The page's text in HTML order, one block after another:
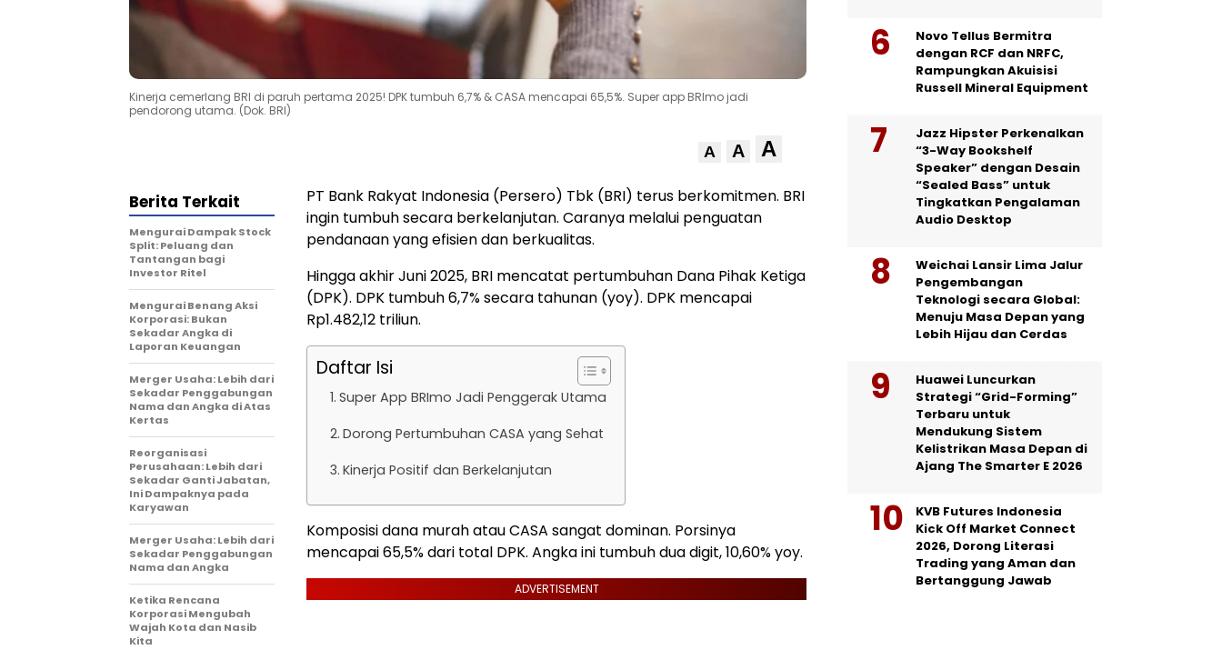
Kinerja cemerlang BRI di paruh pertama 2025! DPK tumbuh 6,7% & CASA mencapai 65,5%. Super app BRImo jadi
pendorong utama. (Dok. BRI)
A A A
PT Bank Rakyat Indonesia (Persero) Tbk (BRI) terus berkomitmen. BRI
ingin tumbuh secara berkelanjutan. Caranya melalui penguatan
pendanaan yang efisien dan berkualitas.
Hingga akhir Juni 2025, BRI mencatat pertumbuhan Dana Pihak Ketiga
(DPK). DPK tumbuh 6,7% secara tahunan (yoy). DPK mencapai
Rp1.482,12 triliun.
Daftar Isi
Super App BRImo Jadi Penggerak Utama
Dorong Pertumbuhan CASA yang Sehat
Kinerja Positif dan Berkelanjutan
Komposisi dana murah atau CASA sangat dominan. Porsinya
mencapai 65,5% dari total DPK. Angka ini tumbuh dua digit, 10,60% yoy.
ADVERTISEMENT
Berita Terkait
Mengurai Dampak Stock
Split: Peluang dan
Tantangan bagi
Investor Ritel
Mengurai Benang Aksi
Korporasi: Bukan
Sekadar Angka di
Laporan Keuangan
Merger Usaha: Lebih dari
Sekadar Penggabungan
Nama dan Angka di Atas
Kertas
Reorganisasi
Perusahaan: Lebih dari
Sekadar Ganti Jabatan,
Ini Dampaknya pada
Karyawan
Merger Usaha: Lebih dari
Sekadar Penggabungan
Nama dan Angka
Ketika Rencana
Korporasi Mengubah
Wajah Kota dan Nasib
Kita
Novo Tellus Bermitra
dengan RCF dan NRFC,
Rampungkan Akuisisi
Russell Mineral Equipment
Jazz Hipster Perkenalkan
“3-Way Bookshelf
Speaker” dengan Desain
“Sealed Bass” untuk
Tingkatkan Pengalaman
Audio Desktop
Weichai Lansir Lima Jalur
Pengembangan
Teknologi secara Global:
Menuju Masa Depan yang
Lebih Hijau dan Cerdas
Huawei Luncurkan
Strategi “Grid-Forming”
Terbaru untuk
Mendukung Sistem
Kelistrikan Masa Depan di
Ajang The Smarter E 2026
KVB Futures Indonesia
Kick Off Market Connect
2026, Dorong Literasi
Trading yang Aman dan
Bertanggung Jawab